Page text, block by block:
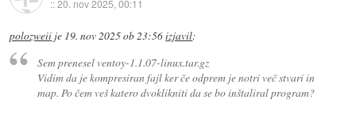
::20. nov 2025, 00:11
polozweii je 19. nov 2025 ob 23:56izjavil:
Sem prenesel ventoy-1.1.07-linux.tar.gz
Vidim da je kompresiran fajl ker če odprem je notri več stvari in
map. Po čem veš katero dvoklikniti da se bo inštaliral program?